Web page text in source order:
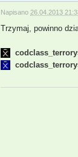
Napisano 26.04.2013
Trzymaj, powinno